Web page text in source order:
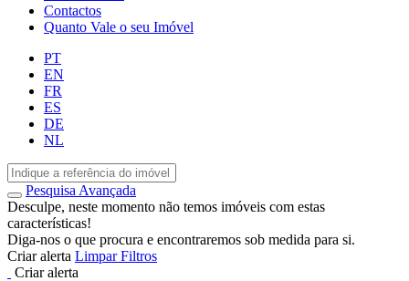
Contactos
Quanto Vale o seu Imóvel
PT
EN
FR
ES
DE
NL
Pesquisa Avançada
Desculpe, neste momento não temos imóveis com estas
características!
Diga-nos o que procura e encontraremos sob medida para si.
Criar alerta Limpar Filtros
Criar alerta